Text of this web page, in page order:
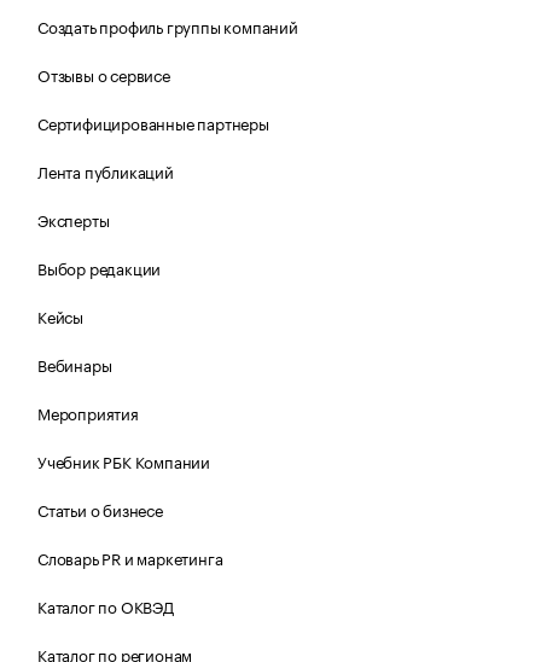
Создать профиль группы компаний
Отзывы о сервисе
Сертифицированные партнеры
Лента публикаций
Эксперты
Выбор редакции
Кейсы
Вебинары
Мероприятия
Учебник РБК Компании
Статьи о бизнесе
Словарь PR и маркетинга
Каталог по ОКВЭД
Каталог по регионам